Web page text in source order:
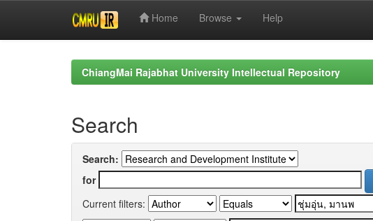
Home Browse Help
ChiangMai Rajabhat University Intellectual Repository
Search
Search:
for
Current filters: